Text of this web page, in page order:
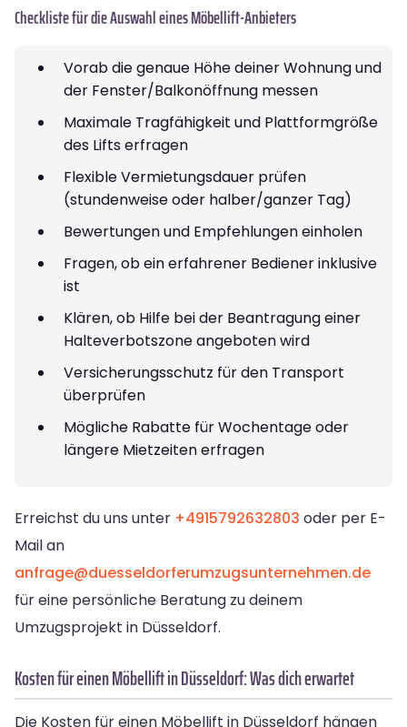
Checkliste für die Auswahl eines Möbellift-Anbieters
Vorab die genaue Höhe deiner Wohnung und
der Fenster/Balkonöffnung messen
Maximale Tragfähigkeit und Plattformgröße
des Lifts erfragen
Flexible Vermietungsdauer prüfen
(stundenweise oder halber/ganzer Tag)
Bewertungen und Empfehlungen einholen
Fragen, ob ein erfahrener Bediener inklusive
ist
Klären, ob Hilfe bei der Beantragung einer
Halteverbotszone angeboten wird
Versicherungsschutz für den Transport
überprüfen
Mögliche Rabatte für Wochentage oder
längere Mietzeiten erfragen
Erreichst du uns unter +4915792632803 oder per E-
Mail an
anfrage@duesseldorferumzugsunternehmen.de
für eine persönliche Beratung zu deinem
Umzugsprojekt in Düsseldorf.
Kosten für einen Möbellift in Düsseldorf: Was dich erwartet
Die Kosten für einen Möbellift in Düsseldorf hängen